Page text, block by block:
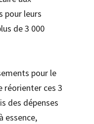
pour leurs
de 3 000
pour le
réorienter ces 3
des dépenses
essence,